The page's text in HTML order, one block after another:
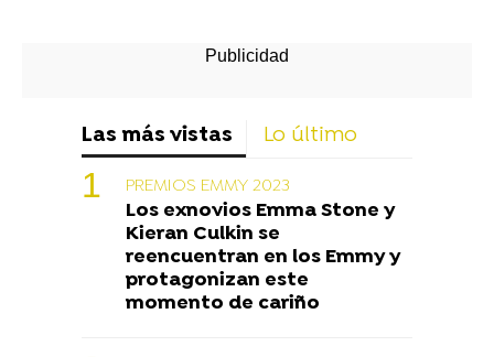
Las más vistas Lo último
PREMIOS EMMY 2023
Los exnovios Emma Stone y
Kieran Culkin se
reencuentran en los Emmy y
protagonizan este
momento de cariño